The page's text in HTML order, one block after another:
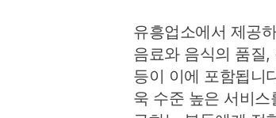
유흥업소에서 제공
음료와 음식의 품질
등이 이에 포함됩니
욱 수준 높은 서비